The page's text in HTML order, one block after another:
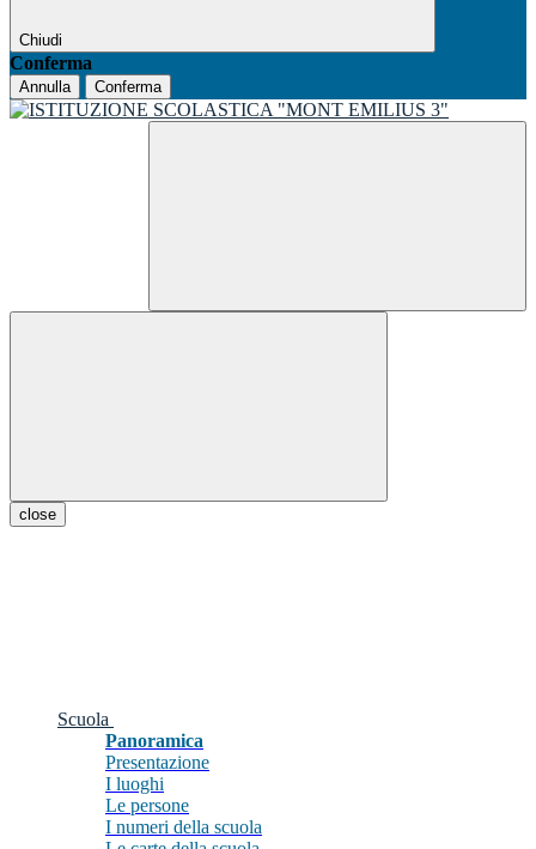
Chiudi
Conferma
Annulla Conferma
close
Scuola
Panoramica
Presentazione
I luoghi
Le persone
I numeri della scuola